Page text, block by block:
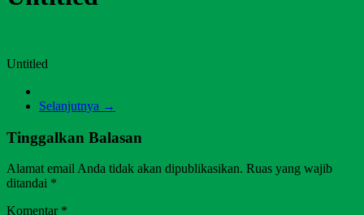
Untitled
Selanjutnya →
Tinggalkan Balasan
Alamat email Anda tidak akan dipublikasikan. Ruas yang wajib
ditandai *
Komentar *